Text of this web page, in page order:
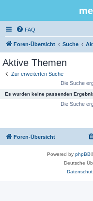
FAQ
Foren-Übersicht Suche
Aktive Themen
Zur erweiterten Suche
Die Suche
Es wurden keine passenden
Die Suche
Foren-Übersicht
Powered by phpBB
Deutsche